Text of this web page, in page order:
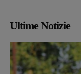
Ultime Notizie